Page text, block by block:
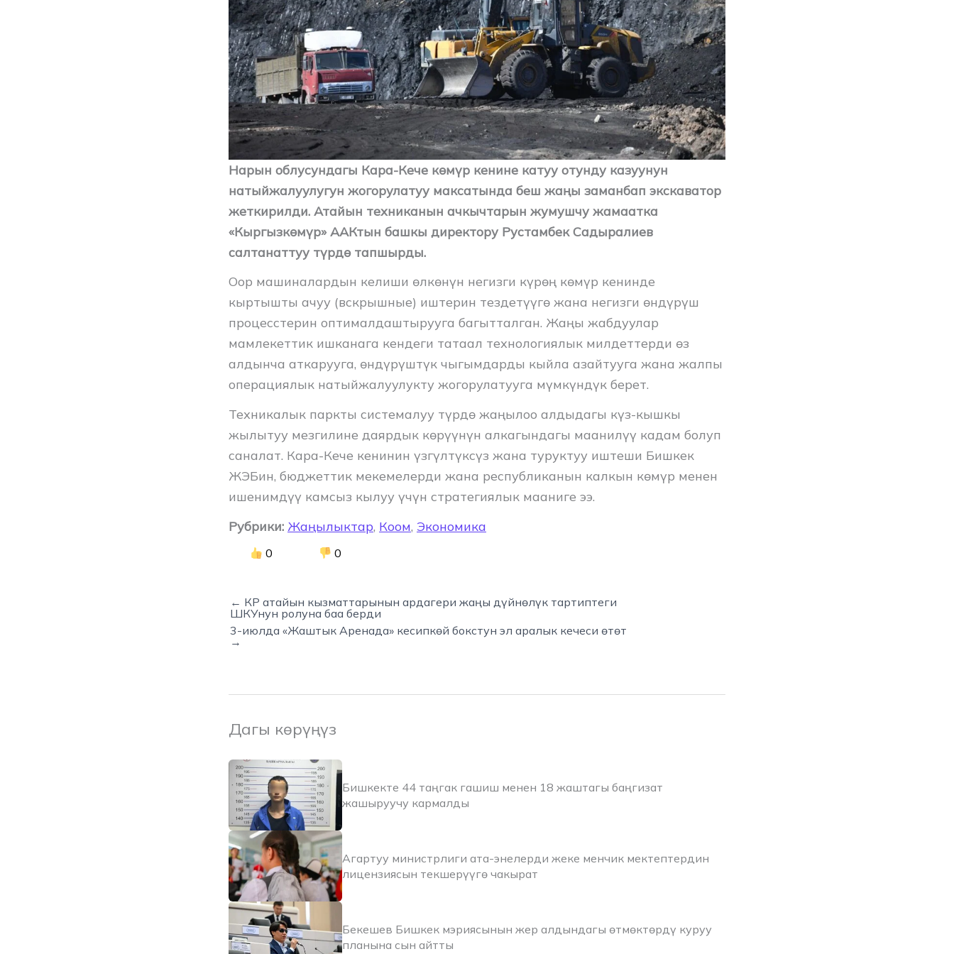
Нарын облусундагы Кара-Кече көмүр кенине катуу отунду казуунун
натыйжалуулугун жогорулатуу максатында беш жаңы заманбап экскаватор
жеткирилди. Атайын техниканын ачкычтарын жумушчу жамаатка
«Кыргызкөмүр» ААКтын башкы директору Рустамбек Садыралиев
салтанаттуу түрдө тапшырды.
Оор машиналардын келиши өлкөнүн негизги күрөң көмүр кенинде
кыртышты ачуу (вскрышные) иштерин тездетүүгө жана негизги өндүрүш
процесстерин оптималдаштырууга багытталган. Жаңы жабдуулар
мамлекеттик ишканага кендеги татаал технологиялык милдеттерди өз
алдынча аткарууга, өндүрүштүк чыгымдарды кыйла азайтууга жана жалпы
операциялык натыйжалуулукту жогорулатууга мүмкүндүк берет.
Техникалык паркты системалуу түрдө жаңылоо алдыдагы күз-кышкы
жылытуу мезгилине даярдык көрүүнүн алкагындагы маанилүү кадам болуп
саналат. Кара-Кече кенинин үзгүлтүксүз жана туруктуу иштеши Бишкек
ЖЭБин, бюджеттик мекемелерди жана республиканын калкын көмүр менен
ишенимдүү камсыз кылуу үчүн стратегиялык мааниге ээ.
Рубрики: Жаңылыктар, Коом, Экономика
0 0
← КР атайын кызматтарынын ардагери жаңы дүйнөлүк тартиптеги
ШКУнун ролуна баа берди
3-июлда «Жаштык Аренада» кесипкөй бокстун эл аралык кечеси өтөт
→
Дагы көрүңүз
Бишкекте 44 таңгак гашиш менен 18 жаштагы баңгизат
жашыруучу кармалды
Агартуу министрлиги ата-энелерди жеке менчик мектептердин
лицензиясын текшерүүгө чакырат
Бекешев Бишкек мэриясынын жер алдындагы өтмөктөрдү куруу
планына сын айтты